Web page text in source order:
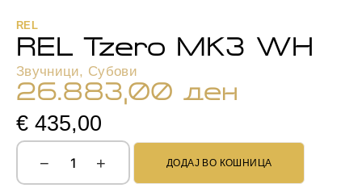
REL
REL Tzero MK3 WH
Звучници, Субови
26.883,00 ден
€ 435,00
− + ДОДАЈ ВО КОШНИЦА